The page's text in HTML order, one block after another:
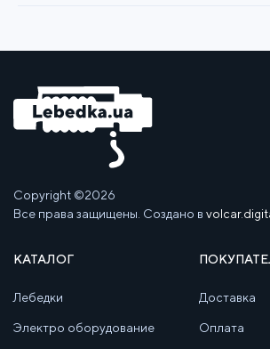
Copyright ©2026
Все права защищены. Создано в
КАТАЛОГ
Лебедки
Электро оборудование
Доставка
Оплата